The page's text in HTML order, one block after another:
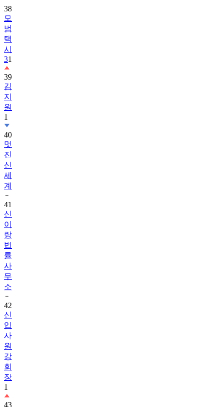
38
모
범
택
시
31
39
김
지
원
1
40
멋
진
신
세
계
41
신
이
랑
법
률
사
무
소
42
신
입
사
원
강
회
장
1
43